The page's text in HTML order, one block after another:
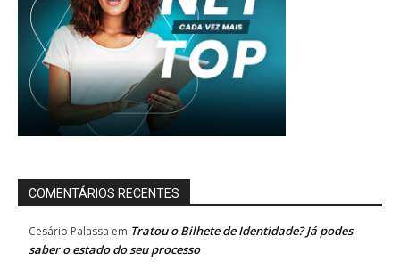
COMENTÁRIOS RECENTES
Cesário Palassa em Tratou o Bilhete de Identidade? Já podes
saber o estado do seu processo